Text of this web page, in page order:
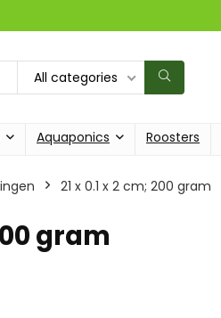
All categories
Aquaponics Roosters
‎21 x 0.1 x 2 cm; 200 gram
gram